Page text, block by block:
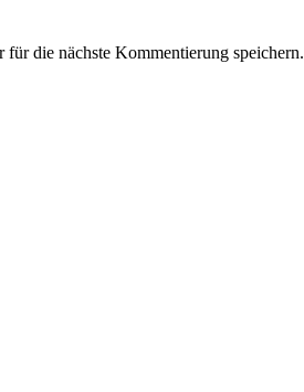
die nächste Kommentierung speichern.